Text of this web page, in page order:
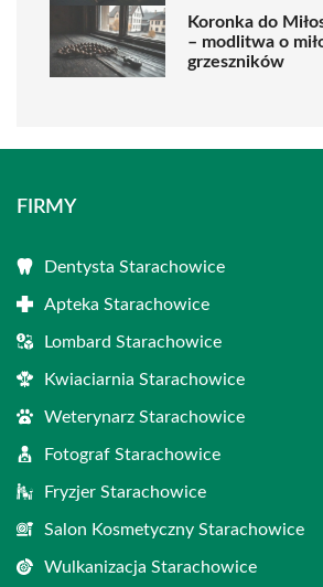
Koronka do
– modlitwa o
grzeszników
FIRMY
Dentysta Starachowice
Apteka Starachowice
Lombard Starachowice
Kwiaciarnia Starachowice
Weterynarz Starachowice
Fotograf Starachowice
Fryzjer Starachowice
Salon Kosmetyczny Starachowice
Wulkanizacja Starachowice